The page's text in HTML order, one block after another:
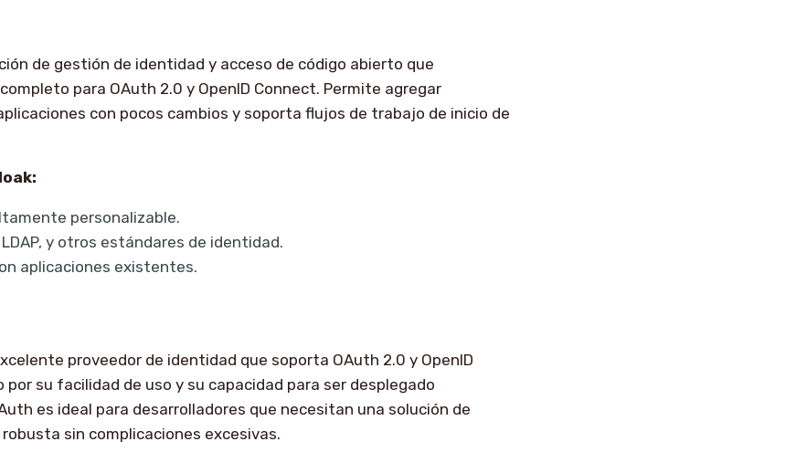
de gestión de identidad y acceso de código abierto que
para OAuth 2.0 y OpenID Connect. Permite agregar
con pocos cambios y soporta flujos de trabajo de inicio de
personalizable.
y otros estándares de identidad.
aplicaciones existentes.
proveedor de identidad que soporta OAuth 2.0 y OpenID
por su facilidad de uso y su capacidad para ser desplegado
es ideal para desarrolladores que necesitan una solución de
sin complicaciones excesivas.